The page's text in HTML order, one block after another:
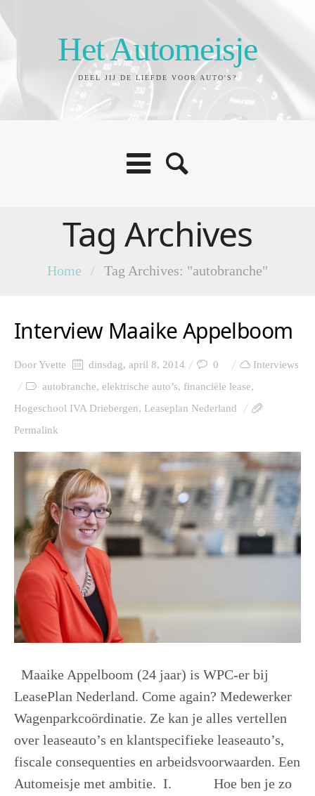
Het Automeisje
DEEL JIJ DE LIEFDE VOOR AUTO'S?
Tag Archives
Home / Tag Archives: "autobranche"
Interview Maaike Appelboom
DoorYvette dinsdag, april 8, 2014 0
Interviews
autobranche, elektrische auto’s, financiële lease,
Hogeschool IVA Driebergen, Leaseplan Nederland
Permalink
Maaike Appelboom (24 jaar) is WPC-er bij
LeasePlan Nederland. Come again? Medewerker
Wagenparkcoördinatie. Ze kan je alles vertellen
over leaseauto’s en klantspecifieke leaseauto’s,
fiscale consequenties en arbeidsvoorwaarden. Een
Automeisje met ambitie. I. Hoe ben je zo